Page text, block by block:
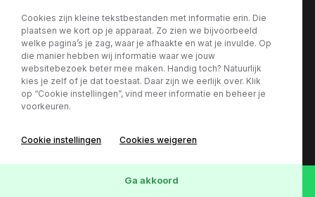
Cookies zijn kleine tekstbestanden met informatie erin. Die
plaatsen we kort op je apparaat. Zo zien we bijvoorbeeld
welke pagina’s je zag, waar je afhaakte en wat je invulde. Op
die manier hebben wij informatie waar we jouw
websitebezoek beter mee maken. Handig toch? Natuurlijk
kies je zelf of je dat toestaat. Daar zijn we eerlijk over. Klik
op “Cookie instellingen”, vind meer informatie en beheer je
voorkeuren.
Cookie instellingen Cookies weigeren
Ga akkoord